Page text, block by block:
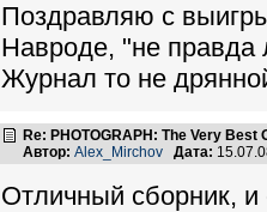
Поздравляю с
Навроде, "не правда
Журнал то не
Re: PHOTOGRAPH: The Very Best
Автор: Alex_Mirchov Дата:
Отличный сборник,